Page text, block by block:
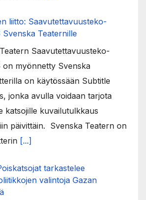
liitto: Saavutettavuusteko-
Teaternille
Saavutettavuusteko-
myönnetty Svenska
on käytössään Subtitle
jonka avulla voidaan tarjota
katsojille kuvailutulkkaus
päivittäin. Svenska Teatern on
[...]
tarkastelee
valintoja Gazan